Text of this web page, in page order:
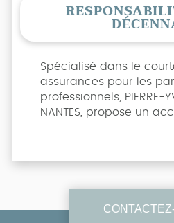
Spécialisé dans le
assurances pour les
professionnels, PIERRE-
NANTES, propose un
dédié pour les
personnalisées.